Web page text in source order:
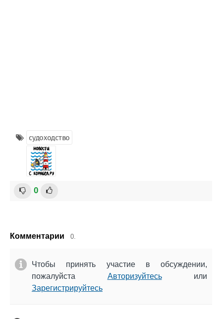
судоходство
0
Комментарии 0.
Чтобы принять участие в обсуждении,
пожалуйста Авторизуйтесьили
Зарегистрируйтесь